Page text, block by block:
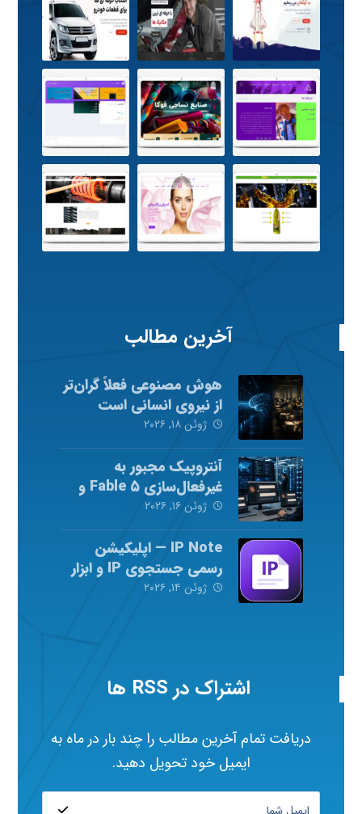
آخرین مطالب
هوش مصنوعی فعلاً گران‌تر
از نیروی انسانی است
ژوئن ۱۸, ۲۰۲۶
آنتروپیک مجبور به
غیرفعال‌سازی Fable ۵ و
Mythos ۵ شد
ژوئن ۱۶, ۲۰۲۶
IP Note — اپلیکیشن
رسمی جستجوی IP و ابزار
شبکه
ژوئن ۱۴, ۲۰۲۶
اشتراک در RSS ها
دریافت تمام آخرین مطالب را چند بار در ماه به
ایمیل خود تحویل دهید.